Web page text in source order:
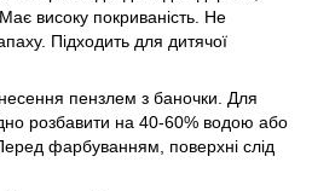
високу покриваність. Не
Підходить для дитячої
пензлем з баночки. Для
розбавити на 40-60% водою або
фарбуванням, поверхні слід